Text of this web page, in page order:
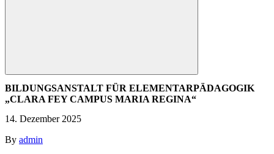
BILDUNGSANSTALT FÜR ELEMENTARPÄDAGOGIK
„CLARA FEY CAMPUS MARIA REGINA“
14. Dezember 2025
By admin